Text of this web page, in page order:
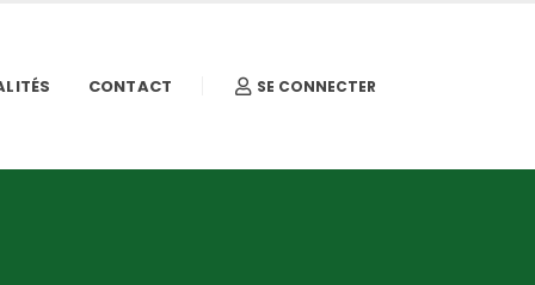
CONTACT SE CONNECTER